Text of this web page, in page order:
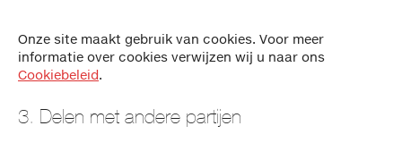
Onze site maakt gebruik van cookies. Voor meer
informatie over cookies verwijzen wij u naar ons
Cookiebeleid.
3. Delen met andere partijen